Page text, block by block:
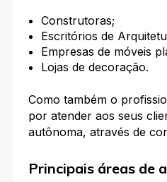
Construtoras;
Escritórios de
Empresas de móveis
Lojas de decoração.
Como também o
por atender aos seus
autônoma, através de
Principais áreas de